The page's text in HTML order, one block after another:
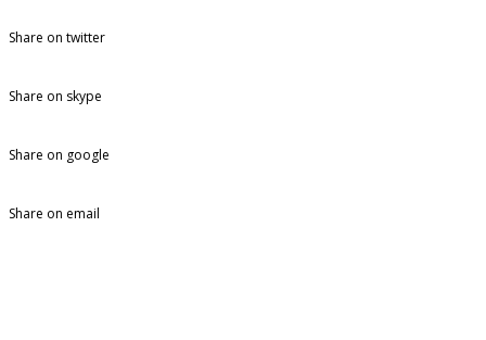
Share on twitter
Share on skype
Share on google
Share on email